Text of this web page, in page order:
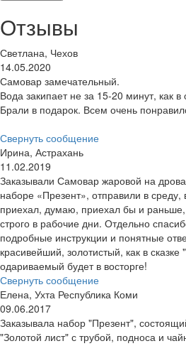
Отзывы
Светлана, Чехов
14.05.2020
Самовар замечательный.
Вода закипает не за 15-20 минут, как
Брали в подарок. Всем очень
Свернуть сообщение
Ирина, Астрахань
11.02.2019
Заказывали Самовар жаровой на
наборе «Презент», отправили в
приехал, думаю, приехал бы и
строго в рабочие дни. Отдельно
подробные инструкции и понятные
красивейший, золотистый, как в
одариваемый будет в восторге!
Свернуть сообщение
Елена, Ухта Республика Коми
09.06.2017
Заказывала набор "Презент",
"Золотой лист" с трубой, подноса и